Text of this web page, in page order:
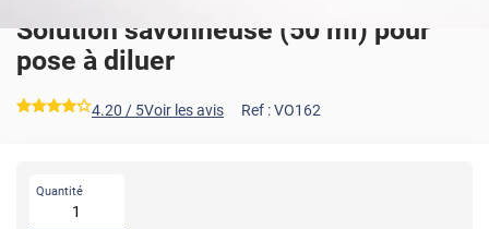
Solution savonneuse (50 ml) pour
pose à diluer
*****
4.20 / 5Voir les avis Ref :VO162
Quantité